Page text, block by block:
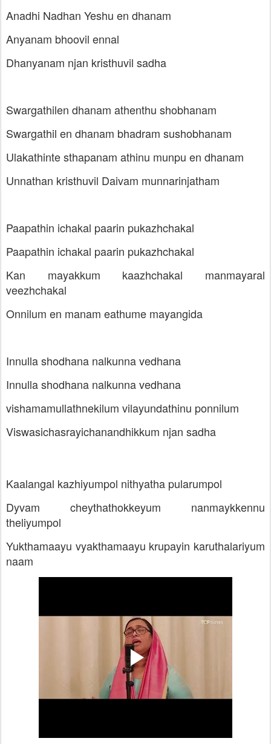
Anadhi Nadhan Yeshu en dhanam
Anyanam bhoovil ennal
Dhanyanam njan kristhuvil sadha
Swargathilen dhanam athenthu shobhanam
Swargathil en dhanam bhadram sushobhanam
Ulakathinte sthapanam athinu munpu en dhanam
Unnathan kristhuvil Daivam munnarinjatham
Paapathin ichakal paarin pukazhchakal
Paapathin ichakal paarin pukazhchakal
Kan mayakkum kaazhchakal manmayaral
veezhchakal
Onnilum en manam eathume mayangida
Innulla shodhana nalkunna vedhana
Innulla shodhana nalkunna vedhana
vishamamullathnekilum vilayundathinu ponnilum
Viswasichasrayichanandhikkum njan sadha
Kaalangal kazhiyumpol nithyatha pularumpol
Dyvam cheythathokkeyum nanmaykkennu
theliyumpol
Yukthamaayu vyakthamaayu krupayin karuthalariyum
naam